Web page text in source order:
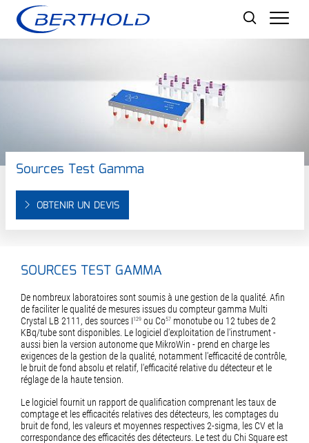
Sources Test Gamma
OBTENIR UN DEVIS
SOURCES TEST GAMMA
De nombreux laboratoires sont soumis à une gestion de la qualité. Afin
de faciliter le qualité de mesures issues du compteur gamma Multi
Crystal LB 2111, des sources I129 ou Co57 monotube ou 12 tubes de 2
KBq/tube sont disponibles. Le logiciel d'exploitation de l'instrument -
aussi bien la version autonome que MikroWin - prend en charge les
exigences de la gestion de la qualité, notamment l'efficacité de contrôle,
le bruit de fond absolu et relatif, l'efficacité relative du détecteur et le
réglage de la haute tension.
Le logiciel fournit un rapport de qualification comprenant les taux de
comptage et les efficacités relatives des détecteurs, les comptages du
bruit de fond, les valeurs et moyennes respectives 2-sigma, les CV et la
correspondance des efficacités des détecteurs. Le test du Chi Square est